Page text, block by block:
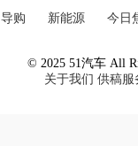
导购 新能源 今日
© 2025 51汽车 All
关于我们 供稿服